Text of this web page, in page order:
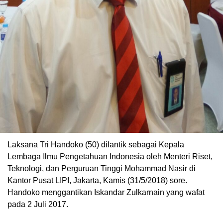
Laksana Tri Handoko (50) dilantik sebagai Kepala
Lembaga Ilmu Pengetahuan Indonesia oleh Menteri Riset,
Teknologi, dan Perguruan Tinggi Mohammad Nasir di
Kantor Pusat LIPI, Jakarta, Kamis (31/5/2018) sore.
Handoko menggantikan Iskandar Zulkarnain yang wafat
pada 2 Juli 2017.